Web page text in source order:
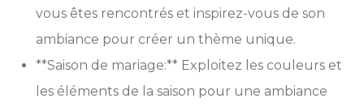
vous êtes rencontrés et inspirez-vous de son
ambiance pour créer un thème unique.
**Saison de mariage:** Exploitez les couleurs et
les éléments de la saison pour une ambiance